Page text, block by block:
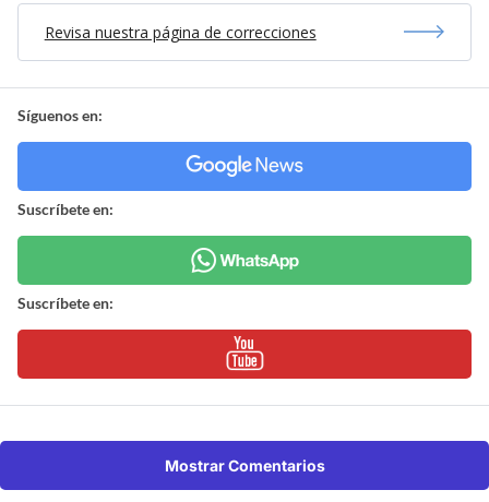
Revisa nuestra página de correcciones
Síguenos en:
Suscríbete en:
Suscríbete en:
Mostrar Comentarios